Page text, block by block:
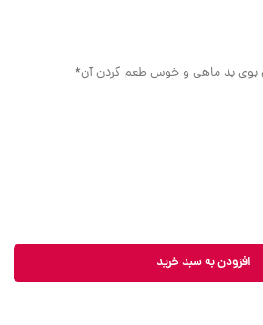
بوی بد ماهی و خوس طعم کردن آن*
افزودن به سبد خرید